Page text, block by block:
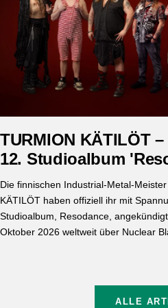
TURMION KÄTILÖT
12. Studioalbum
Die finnischen Industrial-Metal-
KÄTILÖT haben offiziell ihr mit
Studioalbum, Resodance,
Oktober 2026 weltweit über Nuclear
ALLE